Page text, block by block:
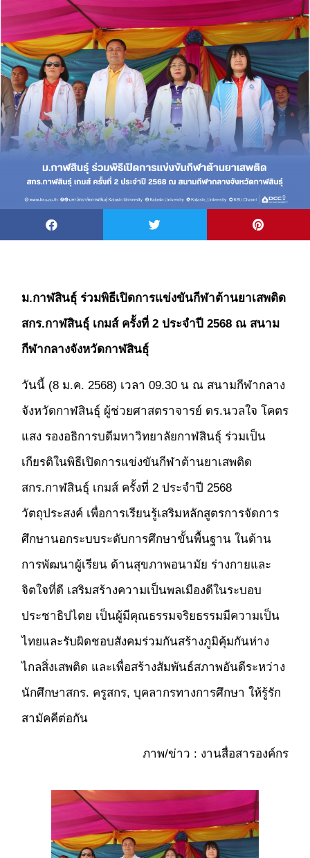
ม.กาฬสินธุ์ ร่วมพิธีเปิดการแข่งขันกีฬาต้านยาเสพติด
สกร.กาฬสินธุ์ เกมส์ ครั้งที่ 2 ประจำปี 2568 ณ สนาม
กีฬากลางจังหวัดกาฬสินธุ์
วันนี้ (8 ม.ค. 2568) เวลา 09.30 น ณ สนามกีฬากลาง
จังหวัดกาฬสินธุ์ ผู้ช่วยศาสตราจารย์ ดร.นวลใจ โคตร
แสง รองอธิการบดีมหาวิทยาลัยกาฬสินธุ์ ร่วมเป็น
เกียรติในพิธีเปิดการแข่งขันกีฬาต้านยาเสพติด
สกร.กาฬสินธุ์ เกมส์ ครั้งที่ 2 ประจำปี 2568
วัตถุประสงค์ เพื่อการเรียนรู้เสริมหลักสูตรการจัดการ
ศึกษานอกระบบระดับการศึกษาขั้นพื้นฐาน ในด้าน
การพัฒนาผู้เรียน ด้านสุขภาพอนามัย ร่างกายและ
จิตใจที่ดี เสริมสร้างความเป็นพลเมืองดีในระบอบ
ประชาธิปไตย เป็นผู้มีคุณธรรมจริยธรรมมีความเป็น
ไทยและรับผิดชอบสังคมร่วมกันสร้างภูมิคุ้มกันห่าง
ไกลสิ่งเสพติด และเพื่อสร้างสัมพันธ์สภาพอันดีระหว่าง
นักศึกษาสกร. ครูสกร, บุคลากรทางการศึกษา ให้รู้รัก
สามัคคีต่อกัน
ภาพ/ข่าว : งานสื่อสารองค์กร